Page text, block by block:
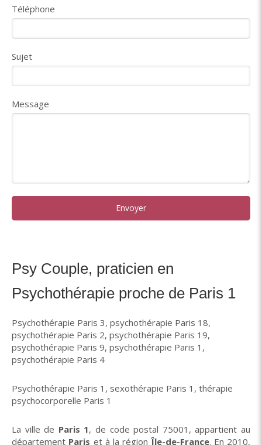
Téléphone
Sujet
Message
Envoyer
Psy Couple, praticien en
Psychothérapie proche de Paris 1
Psychothérapie Paris 3, psychothérapie Paris 18,
psychothérapie Paris 2, psychothérapie Paris 19,
psychothérapie Paris 9, psychothérapie Paris 1 ,
psychothérapie Paris 4
Psychothérapie Paris 1 , sexothérapie Paris 1 , thérapie
psychocorporelle Paris 1
La ville de Paris 1, de code postal 75001, appartient au
département Paris et à la régionÎle-de-France. En 2010,